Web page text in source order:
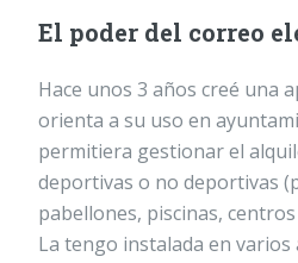
El poder del correo
Hace unos 3 años creé una
orienta a su uso en
permitiera gestionar el
deportivas o no deportivas
pabellones, piscinas,
La tengo instalada en